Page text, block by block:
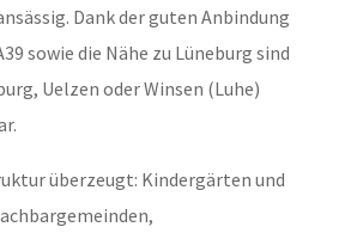
Dank der guten Anbindung
sowie die Nähe zu Lüneburg sind
Uelzen oder Winsen (Luhe)
überzeugt: Kindergärten und